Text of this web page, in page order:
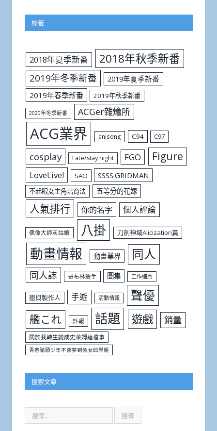
標籤
2018年夏季新番 2018年秋季新番
2019年冬季新番
2019年夏季新番
2019年春季新番
2019年秋季新番
2020年冬季新番 ACGer雜燴所
ACG業界 anisong C94 C97
cosplay Fate/stay night FGO Figure
LoveLive! SAO SSSS.GRIDMAN
不起眼女主角培育法 五等分的花嫁
人氣排行 你的名字 個人評論
偶像大師灰姑娘 八掛 刀劍神域Alicization篇
動畫情報 動畫業界 同人
同人誌 哥布林殺手 圖集 工作細胞
戀與製作人 手遊 活動情報 聲優
艦これ 訃報 話題 遊戲 銷量
關於我轉生變成史萊姆這檔事
青春豬頭少年不會夢到兔女郎學姐
搜索文章